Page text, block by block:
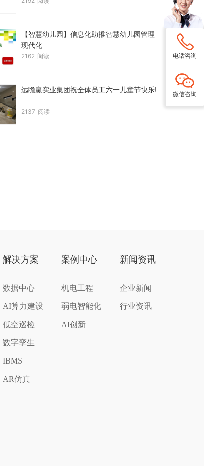
【智慧幼儿园】信息化助推智慧幼儿园管理
现代化
2162 阅读
远瞻赢实业集团祝全体员工六一儿童节快乐!
2137 阅读
解决方案
数据中心
AI算力建设
低空巡检
数字孪生
IBMS
AR仿真
案例中心
机电工程
弱电智能化
AI创新
新闻资讯
企业新闻
行业资讯
电话咨询
微信咨询